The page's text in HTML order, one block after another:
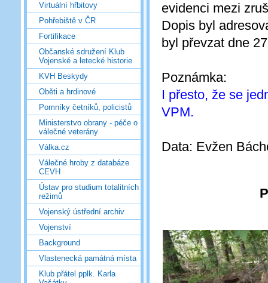
Virtuální hřbitovy
Pohřebiště v ČR
Fortifikace
Občanské sdružení Klub
Vojenské a letecké historie
KVH Beskydy
Oběti a hrdinové
Pomníky četníků, policistů
Ministerstvo obrany - péče o
válečné veterány
Válka.cz
Válečné hroby z databáze
CEVH
Ústav pro studium totalitních
režimů
Vojenský ústřední archiv
Vojenství
Background
Vlastenecká památná místa
Klub přátel pplk. Karla
evidenci mezi
Dopis byl
byl převzat dne
Poznámka:
I přesto, že se
VPM.
Data: Evžen